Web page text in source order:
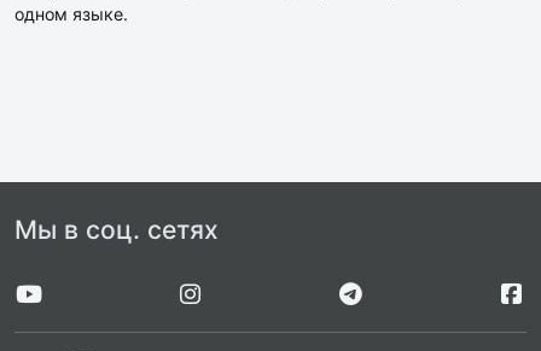
одном языке.
Мы в соц. сетях